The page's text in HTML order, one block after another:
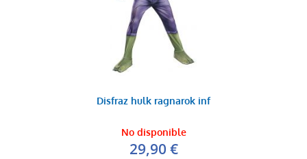
Disfraz hulk ragnarok inf
No disponible
29,90 €